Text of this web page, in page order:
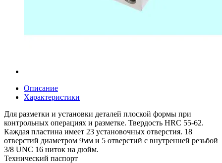
Описание
Характеристики
Для разметки и установки деталей плоской формы при
контрольных операциях и разметке. Твердость HRC 55-62.
Каждая пластина имеет 23 установочных отверстия. 18
отверстий диаметром 9мм и 5 отверстий с внутренней резьбой
3/8 UNC 16 ниток на дюйм.
Технический паспорт